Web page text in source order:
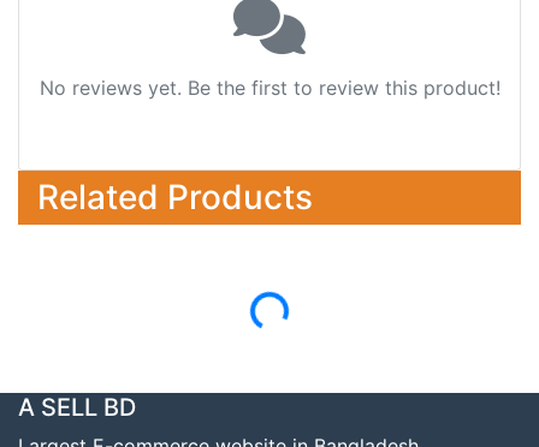
No reviews yet. Be the first to review this product!
Related Products
Loading...
A SELL BD